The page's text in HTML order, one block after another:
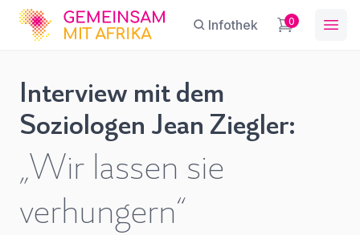
GFA Infothek 0
Interview mit dem
Soziologen Jean Ziegler:
„Wir lassen sie
verhungern“
Sie haben eine Frage?
Name
Interview
mit dem
Soziologen
Jean
Ziegler:
„Wir lassen
Ein Konto erstellen
First Name
Abonnieren Sie unseren Newsletter
regelmäßige Updates.